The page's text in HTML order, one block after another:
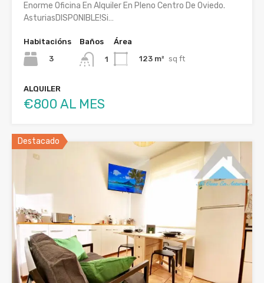
Enorme Oficina En Alquiler En Pleno Centro De Oviedo.
AsturiasDISPONIBLE!Si…
Habitacións
3
Baños
1
Área
123 m² sq ft
ALQUILER
€800 AL MES
Destacado